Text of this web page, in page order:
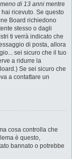
di 13 anni mentre
ricevuto. Se questo
Board richiedono
stesso o dagli
ti verrà indicato che
di posta, allora
sei sicuro che il tuo
a ridurre la
Se sei sicuro che
a contattare un
cosa controlla che
è questo,
bannato o potrebbe